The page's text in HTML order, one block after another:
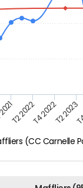
(CC Carnelle
T2 2022T4 2022T2 2023